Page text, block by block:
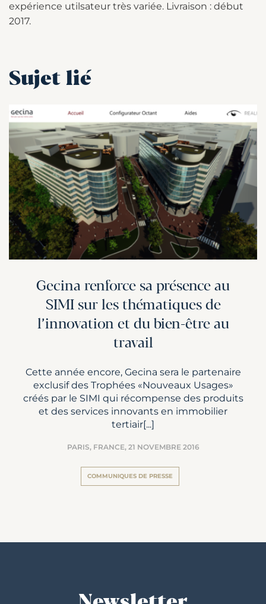
expérience utilsateur très variée. Livraison : début
2017.
Sujet lié
Gecina renforce sa présence au
SIMI sur les thématiques de
l’innovation et du bien-être au
travail
Cette année encore, Gecina sera le partenaire
exclusif des Trophées «Nouveaux Usages»
créés par le SIMI qui récompense des produits
et des services innovants en immobilier
tertiair[...]
PARIS, FRANCE, 21 NOVEMBRE 2016
COMMUNIQUES DE PRESSE